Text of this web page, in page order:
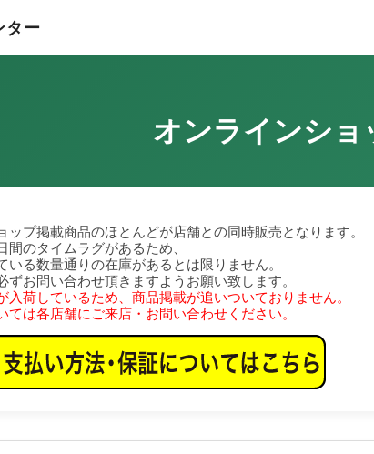
ター
オンラインショ
ップ掲載商品のほとんどが店舗との同時販売となります。
間のタイムラグがあるため、
いる数量通りの在庫があるとは限りません。
ずお問い合わせ頂きますようお願い致します。
入荷しているため、商品掲載が追いついておりません。
ては各店舗にご来店・お問い合わせください。